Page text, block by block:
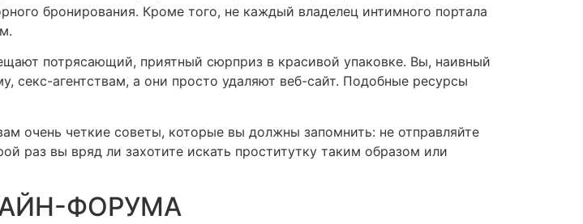
бронирования. Кроме того, не каждый владелец интимного портала
потрясающий, приятный сюрприз в красивой упаковке. Вы, наивный
агентствам, а они просто удаляют веб-сайт. Подобные ресурсы
очень четкие советы, которые вы должны запомнить: не отправляйте
раз вы вряд ли захотите искать проститутку таким образом или
ФОРУМА